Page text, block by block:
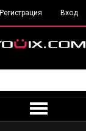
Регистрация Вход